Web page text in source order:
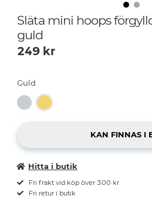
Släta mini hoops
guld
249 kr
Guld
Hitta i butik
Fri frakt vid köp över 300 kr
Fri retur i butik